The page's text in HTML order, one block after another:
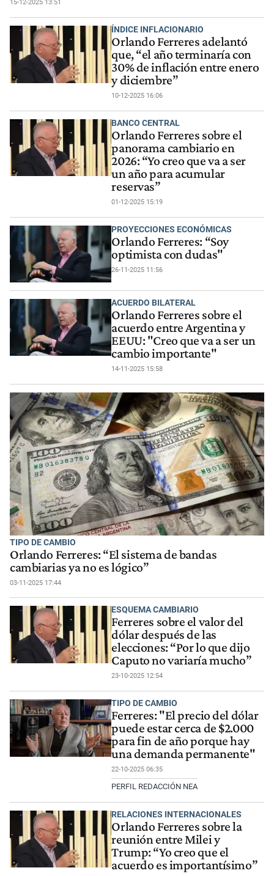
15-12-2025 13:51
ÍNDICE INFLACIONARIO
Orlando Ferreres adelantó
que, “el año terminaría con
30% de inflación entre enero
y diciembre”
10-12-2025 16:06
BANCO CENTRAL
Orlando Ferreres sobre el
panorama cambiario en
2026: “Yo creo que va a ser
un año para acumular
reservas”
01-12-2025 15:19
PROYECCIONES ECONÓMICAS
Orlando Ferreres: “Soy
optimista con dudas"
26-11-2025 11:56
ACUERDO BILATERAL
Orlando Ferreres sobre el
acuerdo entre Argentina y
EEUU: "Creo que va a ser un
cambio importante"
14-11-2025 15:58
TIPO DE CAMBIO
Orlando Ferreres: “El sistema de bandas
cambiarias ya no es lógico”
03-11-2025 17:44
ESQUEMA CAMBIARIO
Ferreres sobre el valor del
dólar después de las
elecciones: “Por lo que dijo
Caputo no variaría mucho”
23-10-2025 12:54
TIPO DE CAMBIO
Ferreres: "El precio del dólar
puede estar cerca de $2.000
para fin de año porque hay
una demanda permanente"
22-10-2025 06:35
PERFIL REDACCIÓN NEA
RELACIONES INTERNACIONALES
Orlando Ferreres sobre la
reunión entre Milei y
Trump: “Yo creo que el
acuerdo es importantísimo”